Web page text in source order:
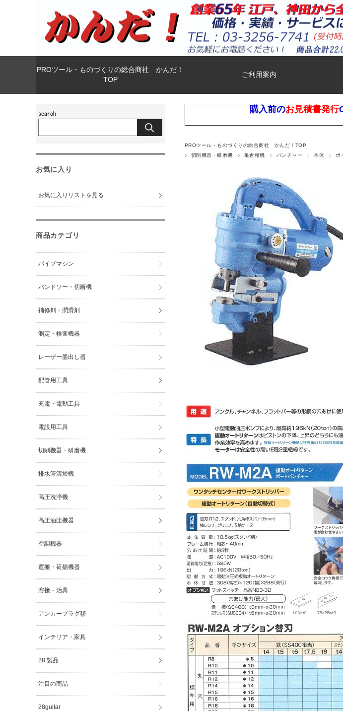
PROツール・ものづくりの総合商社 かんだ！
TOP
ご利用案内
購入前のお見積書発行
PROツール・ものづくりの総合商社 かんだ！TOP
切削機器・研磨機
亀倉精機 パンチャー 本体 ポ
お気に入り
お気に入りリストを見る
商品カテゴリ
パイプマシン
バンドソー・切断機
補修剤・潤滑剤
測定・検査機器
レーザー墨出し器
配管用工具
充電・電動工具
電設用工具
切削機器・研磨機
排水管清掃機
高圧洗浄機
高圧油圧機器
空調機器
運搬・荷揚機器
溶接・治具
アンカープラグ類
インテリア・家具
28 製品
注目の商品
28guitar